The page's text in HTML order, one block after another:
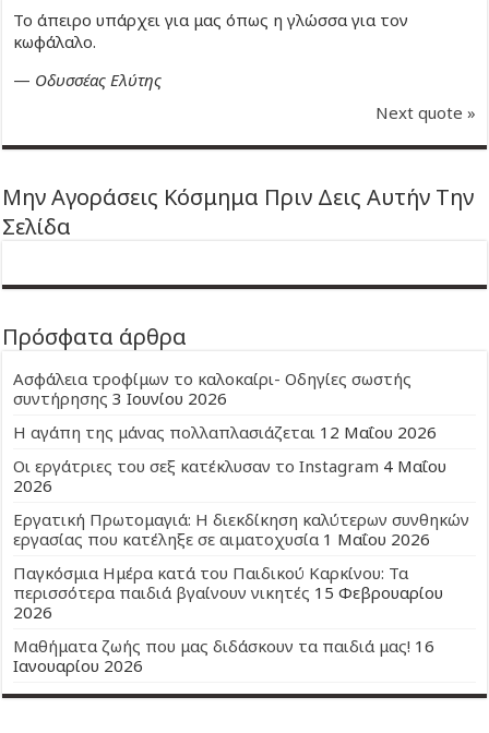
Το άπειρο υπάρχει για μας όπως η γλώσσα για τον
κωφάλαλο.
— Οδυσσέας Ελύτης
Next quote »
Μην Αγοράσεις Κόσμημα Πριν Δεις Αυτήν Την
Σελίδα
Πρόσφατα άρθρα
Ασφάλεια τροφίμων το καλοκαίρι- Οδηγίες σωστής
συντήρησης 3 Ιουνίου 2026
Η αγάπη της μάνας πολλαπλασιάζεται 12 Μαΐου 2026
Οι εργάτριες του σεξ κατέκλυσαν το Instagram 4 Μαΐου
2026
Εργατική Πρωτομαγιά: Η διεκδίκηση καλύτερων συνθηκών
εργασίας που κατέληξε σε αιματοχυσία 1 Μαΐου 2026
Παγκόσμια Ημέρα κατά του Παιδικού Καρκίνου: Τα
περισσότερα παιδιά βγαίνουν νικητές 15 Φεβρουαρίου
2026
Μαθήματα ζωής που μας διδάσκουν τα παιδιά μας! 16
Ιανουαρίου 2026